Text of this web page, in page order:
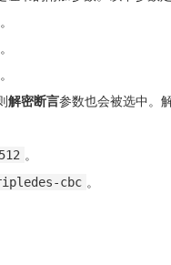
解密断言参数也会被选中。
。
cbc 。